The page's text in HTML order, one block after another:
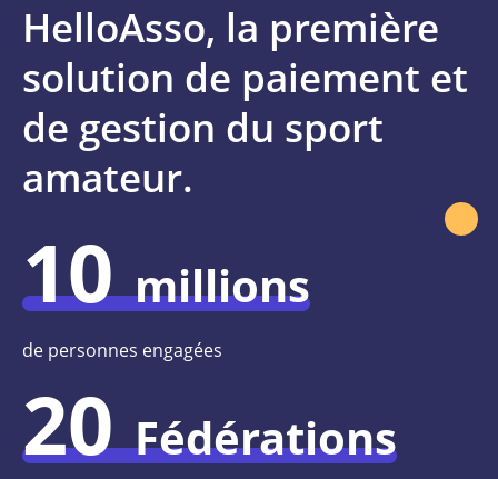
HelloAsso, la première
solution de paiement et
de gestion du sport
amateur.
10millions
de personnes engagées
20Fédérations